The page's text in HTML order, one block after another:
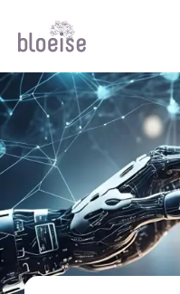
Contentmarketing
Online marketing
Branches
Marketing
Alle soorten artikelen
Alle topics